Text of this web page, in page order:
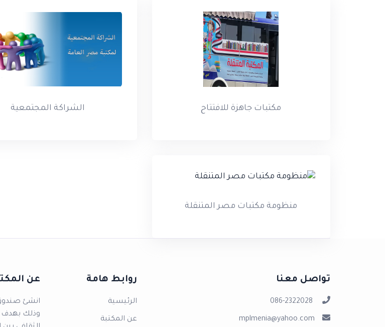
مكتبات جاهزة للافتتاح الشراكة المجتمعية
منظومة مكتبات مصر المتنقلة
تواصل معنا
086-2322028
mplmenia@yahoo.com
روابط هامة
الرئيسية
عن المكتبة
عن
وذلك بهدف